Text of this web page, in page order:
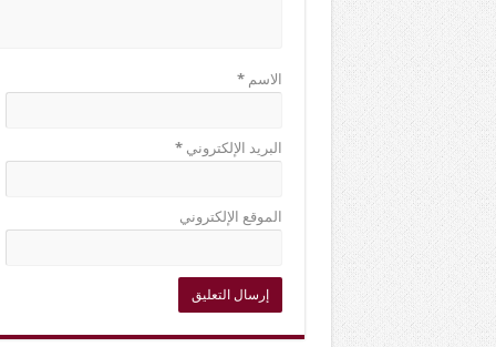
الاسم*
البريد الإلكتروني*
الموقع الإلكتروني